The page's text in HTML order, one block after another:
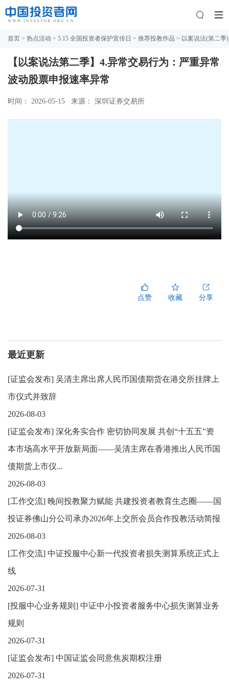
首页 > 热点活动 > 5.15 全国投资者保护宣传日 > 推荐投教作品 > 以案说法(第二季)
【以案说法第二季】4.异常交易行为：严重异常
波动股票申报速率异常
时间： 2026-05-15 来源： 深圳证券交易所
点赞 收藏 分享
最近更新
[证监会发布] 吴清主席出席人民币国债期货在港交所挂牌上
市仪式并致辞
2026-08-03
[证监会发布] 深化务实合作 密切协同发展 共创“十五五”资
本市场高水平开放新局面——吴清主席在香港推出人民币国
债期货上市仪...
2026-08-03
[工作交流] 晚间投教聚力赋能 共建投资者教育生态圈——国
投证券佛山分公司承办2026年上交所会员合作投教活动简报
2026-08-03
[工作交流] 中证投服中心新一代投资者损失测算系统正式上
线
2026-07-31
[投服中心业务规则 ] 中证中小投资者服务中心损失测算业务
规则
2026-07-31
[证监会发布] 中国证监会同意焦炭期权注册
2026-07-31